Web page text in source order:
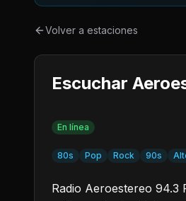
Volver a estaciones
Escuchar
En línea
80s Pop Rock 90s
Radio Aeroestereo 94.3